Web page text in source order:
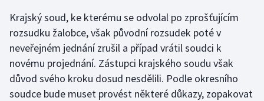
Olympijské hry
Parasport
Plavání
Krajský soud, ke kterému se odvolal po zprošťujícím
rozsudku žalobce, však původní rozsudek poté v
neveřejném jednání zrušil a případ vrátil soudci k
novému projednání. Zástupci krajského soudu však
důvod svého kroku dosud nesdělili. Podle okresního
soudce bude muset provést některé důkazy, zopakovat